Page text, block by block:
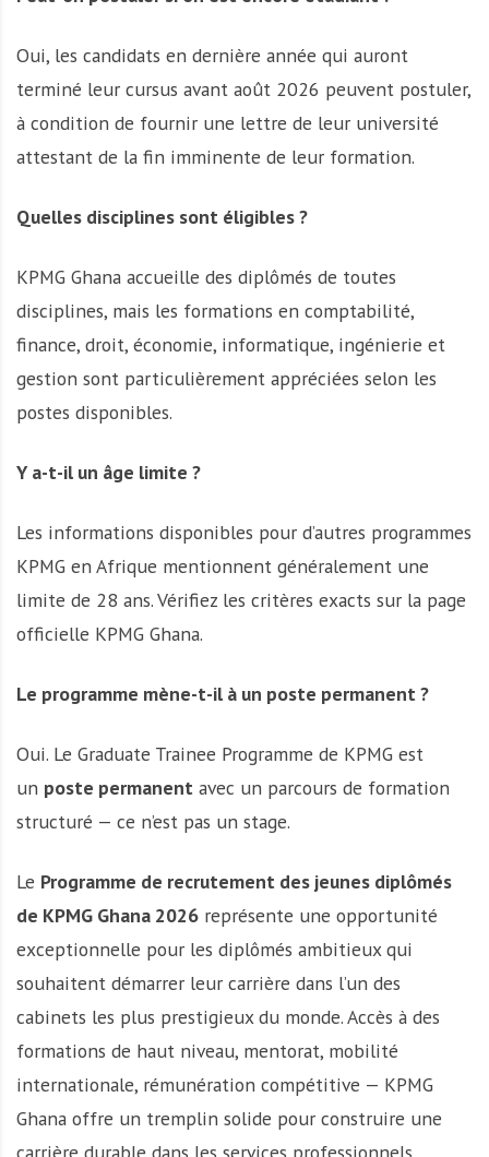
Oui, les candidats en dernière année qui auront
terminé leur cursus avant août 2026 peuvent postuler,
à condition de fournir une lettre de leur université
attestant de la fin imminente de leur formation.
Quelles disciplines sont éligibles ?
KPMG Ghana accueille des diplômés de toutes
disciplines, mais les formations en comptabilité,
finance, droit, économie, informatique, ingénierie et
gestion sont particulièrement appréciées selon les
postes disponibles.
Y a-t-il un âge limite ?
Les informations disponibles pour d’autres programmes
KPMG en Afrique mentionnent généralement une
limite de 28 ans. Vérifiez les critères exacts sur la page
officielle KPMG Ghana.
Le programme mène-t-il à un poste permanent ?
Oui. Le Graduate Trainee Programme de KPMG est
un poste permanent avec un parcours de formation
structuré — ce n’est pas un stage.
Le Programme de recrutement des jeunes diplômés
de KPMG Ghana 2026 représente une opportunité
exceptionnelle pour les diplômés ambitieux qui
souhaitent démarrer leur carrière dans l’un des
cabinets les plus prestigieux du monde. Accès à des
formations de haut niveau, mentorat, mobilité
internationale, rémunération compétitive — KPMG
Ghana offre un tremplin solide pour construire une
carrière durable dans les services professionnels.